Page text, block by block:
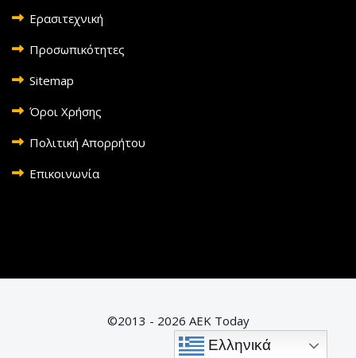
Ελληνικά
Ερασιτεχνική
Προσωπικότητες
Sitemap
Όροι Χρήσης
Πολιτική Απορρήτου
Επικοινωνία
©2013 - 2026 AEK Today